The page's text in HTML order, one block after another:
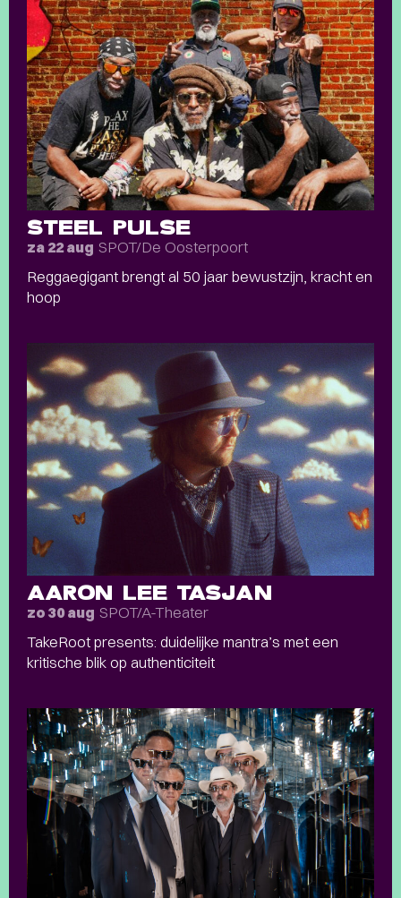
STEEL PULSE
za 22 aug SPOT/De Oosterpoort
Reggaegigant brengt al 50 jaar bewustzijn, kracht en
hoop
AARON LEE TASJAN
zo 30 aug SPOT/A-Theater
TakeRoot presents: duidelijke mantra’s met een
kritische blik op authenticiteit